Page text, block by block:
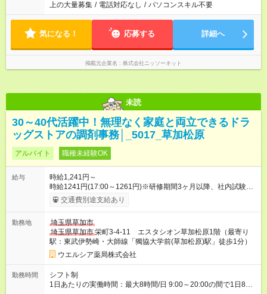
上の大量募集 / 電話対応なし / パソコンスキル不要
気になる！ 応募する 詳細へ
掲載元企業名 株式会社ニッソーネット
未読
30～40代活躍中！無理なく家庭と両立できるドラ
ッグストアの調剤事務│_5017_草加松原
アルバイト 職種未経験OK
給与
時給1,241円～
時給1241円(17:00～1261円)※研修期間3ヶ月以降、社内試験に
よる更新判定あり 社内試験合格後、時給＋50～100円の昇給あ
り （大学生は＋20円） 試用期間あり：入社日から3ヶ月間／本
間の長さ：3ヶ月 雇用形態、給与は本採用時と同じです。
交通費別途支給あり
勤務地
埼玉県草加市
埼玉県草加市栄町3-4-11 エスタシオン草加松原1階（最寄り
駅：東武伊勢崎・大師線「獨協大学前(草加松原)駅」徒歩1分）
ウエルシア薬局株式会社
勤務時間
シフト制
1日あたりの実働時間：最大8時間/日 9:00～20:00の間で1日8時